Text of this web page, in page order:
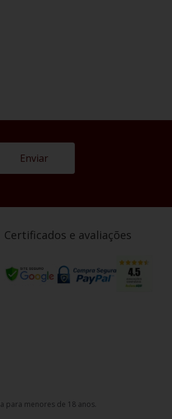
Enviar
Certificados e avaliações
para menores de 18 anos.